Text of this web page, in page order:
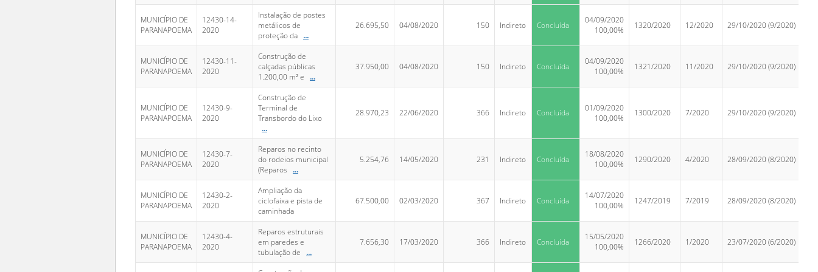
MUNICÍPIO DE
PARANAPOEMA
12430-14-
2020
Instalação de postes
metálicos de
proteção da ...
26.695,50 04/08/2020 150 Indireto Concluída
04/09/2020
100,00%
1320/2020 12/2020 29/10/2020 (9/2020)
MUNICÍPIO DE
PARANAPOEMA
12430-11-
2020
Construção de
calçadas públicas
1.200,00 m² e
...
37.950,00 04/08/2020 150 Indireto Concluída
04/09/2020
100,00%
1321/2020 11/2020 29/10/2020 (9/2020)
MUNICÍPIO DE
PARANAPOEMA
12430-9-
2020
Construção de
Terminal de
Transbordo do Lixo
...
28.970,23 22/06/2020 366 Indireto Concluída
01/09/2020
100,00%
1300/2020 7/2020 29/10/2020 (9/2020)
MUNICÍPIO DE
PARANAPOEMA
12430-7-
2020
Reparos no recinto
do rodeios municipal
(Reparos
...
5.254,76 14/05/2020 231 Indireto Concluída
18/08/2020
100,00%
1290/2020 4/2020 28/09/2020 (8/2020)
MUNICÍPIO DE
PARANAPOEMA
12430-2-
2020
Ampliação da
ciclofaixa e pista de
caminhada
67.500,00 02/03/2020 367 Indireto Concluída
14/07/2020
100,00%
1247/2019 7/2019 28/09/2020 (8/2020)
MUNICÍPIO DE
PARANAPOEMA
12430-4-
2020
Reparos estruturais
em paredes e
tubulação de
...
7.656,30 17/03/2020 366 Indireto Concluída
15/05/2020
100,00%
1266/2020 1/2020 23/07/2020 (6/2020)